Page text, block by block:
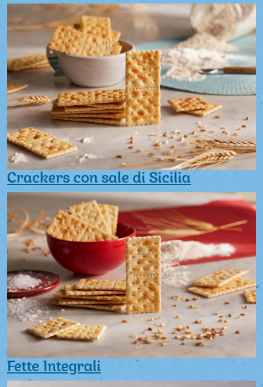
Crackers con sale di Sicilia
Fette Integrali